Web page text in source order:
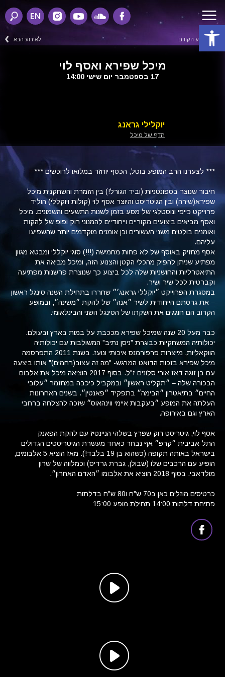
פתח סרגל נגישות
EN
לאירוע הקודם לאירוע הבא
מיכל שפירא ואסף לוי
17 בספטמבר יום שישי 14:00
יוקלילי גראנג
הדף של מיכל
*** לצערנו הרב המופע בוטל, הכסף יוחזר במלואו לרוכשים ***
חיבור שנוצר בספונטניות (וביד הגורל!) בין הזמרת והשחקנית מיכל
שפירא(שירה) ובין הגיטריסט והיוצר אסף לוי (קולות ויוקללי) הוליד
פרוייקט כייפי ונוסטלגי של מסע בזמן לשנות התשעים והשמונים. מיכל
ואסף מביאים ביצועים מקוריים וייחודיים להמנוני רוק ופופ של להקות
ואומנים בולטים משני העשורים וכן אומנים מוקדמים יותר שהשפיעו
עליהם.
אסף מחזיק באוסף של לא פחות מחמישה (!!!) סוגי יוקללי ומבטא מגוון
מפתיע שניתן להפיק מהכלי הקטן והצנוע הזה, ומיכל מביאה את
התיאטרליות והחושניות שלה לכל ביצוע כך שנוצרת פרשנות מפתיעה
וקברטית לכל שיר ושיר.
במסגרת הפרוייקט ״יוקללי גראנג׳״ שחררו בתחילת השנה סינגל ראשון
– את גרסתם הייחודית לשיר ״אנה״ של להקת ״משינה״, ובמופע
הקרוב הם חוגגים את השקתו של הסינגל השני והבינלאומי.
כבר מעל 20 שנה שמיכל שפירא מככבת על במות בארץ ובעולם.
יכולותיה המשחקיות כבוגרת "ניסן נתיב" המשולבות עם יכולותיה
הווקאליות, מייצרות פרפורמנס איכותי ונועז. בשנת 2011 התפרסמה
מיכל שפירא בזכות הדואט המרגש- "מה זה עצוב(רחמים)" אותו ביצעה
עם בן זוגה דאז אורי סלונים ז"ל. בסוף 2017 הוציאה מיכל את אלבום
הבכורה שלה – ״תקליט ראשון״ ובמקביל כיכבה במחזמר ״עלובי
החיים״ בתיאטרון ״הבימה״ בתפקיד ״פאנטין״. בשנים האחרונות
העלתה את המופע ״בעקבות איימי ווינהאוס״ שזכה להצלחה ברחבי
הארץ וגם באירופה.
אסף לוי, גיטריסט רוק שפרץ בשלהי הניינטיז עם להקת הפאנק
התל-אביבית ״קרפ״ אף נבחר כאחד מעשרת הגיטריסטים הגדולים
בישראל באותה תקופה (כשהוא בן 19 בלבד!). מאז הוציא 5 אלבומים,
הופיע עם הרכבים שלו (שבולן, גברת גרדיס) וכמלווה של שרון
מולדאבי. בסוף 2018 הוציא את אלבומו ״האדם האחרון״.
כרטיסים מוזלים כאן ב70 ש"ח ו80 ש"ח בדלתות
פתיחת דלתות 14:00 תחילת מופע 15:00